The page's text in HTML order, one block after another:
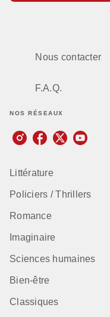
Nous contacter
F.A.Q.
NOS RÉSEAUX
Littérature
Policiers / Thrillers
Romance
Imaginaire
Sciences humaines
Bien-être
Classiques